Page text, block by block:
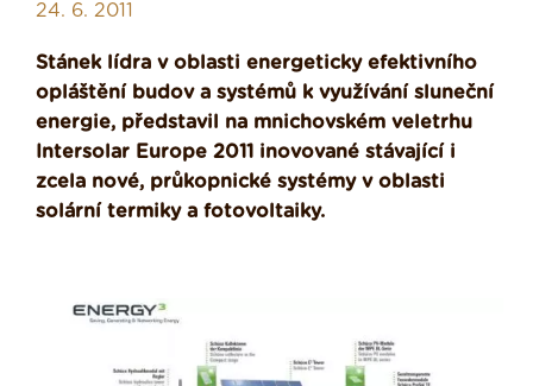
24. 6. 2011
Stánek lídra v oblasti energeticky efektivního
opláštění budov a systémů k využívání sluneční
energie, představil na mnichovském veletrhu
Intersolar Europe 2011 inovované stávající i
zcela nové, průkopnické systémy v oblasti
solární termiky a fotovoltaiky.